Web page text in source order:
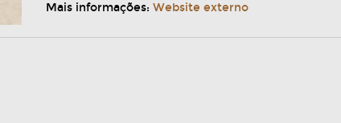
Mais informações: Website externo